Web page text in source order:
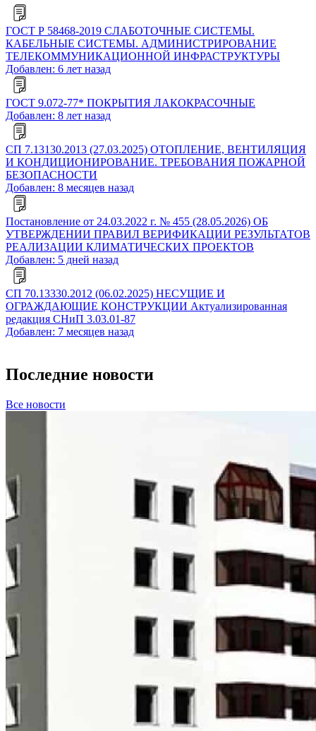
ГОСТ Р 58468-2019 СЛАБОТОЧНЫЕ СИСТЕМЫ.
КАБЕЛЬНЫЕ СИСТЕМЫ. АДМИНИСТРИРОВАНИЕ
ТЕЛЕКОММУНИКАЦИОННОЙ ИНФРАСТРУКТУРЫ
Добавлен: 6 лет назад
ГОСТ 9.072-77* ПОКРЫТИЯ ЛАКОКРАСОЧНЫЕ
Добавлен: 8 лет назад
СП 7.13130.2013 (27.03.2025) ОТОПЛЕНИЕ, ВЕНТИЛЯЦИЯ
И КОНДИЦИОНИРОВАНИЕ. ТРЕБОВАНИЯ ПОЖАРНОЙ
БЕЗОПАСНОСТИ
Добавлен: 8 месяцев назад
Постановление от 24.03.2022 г. № 455 (28.05.2026) ОБ
УТВЕРЖДЕНИИ ПРАВИЛ ВЕРИФИКАЦИИ РЕЗУЛЬТАТОВ
РЕАЛИЗАЦИИ КЛИМАТИЧЕСКИХ ПРОЕКТОВ
Добавлен: 5 дней назад
СП 70.13330.2012 (06.02.2025) НЕСУЩИЕ И
ОГРАЖДАЮЩИЕ КОНСТРУКЦИИ Актуализированная
редакция СНиП 3.03.01-87
Добавлен: 7 месяцев назад
Последние новости
Все новости